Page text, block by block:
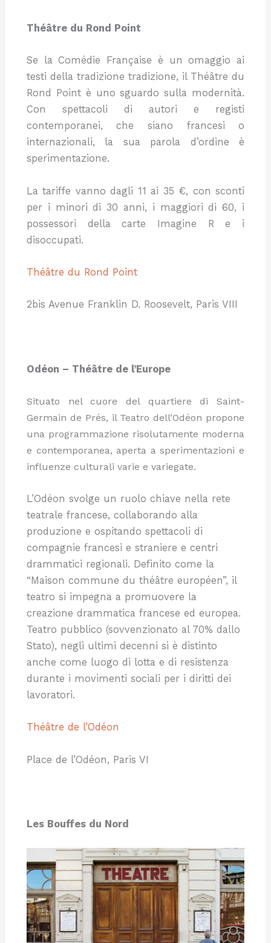
Théâtre du Rond Point
Se la Comédie Française è un omaggio ai
testi della tradizione tradizione, il Théâtre du
Rond Point è uno sguardo sulla modernità.
Con spettacoli di autori e registi
contemporanei, che siano francesi o
internazionali, la sua parola d’ordine è
sperimentazione.
La tariffe vanno dagli 11 ai 35 €, con sconti
per i minori di 30 anni, i maggiori di 60, i
possessori della carte Imagine R e i
disoccupati.
Théâtre du Rond Point
2bis Avenue Franklin D. Roosevelt, Paris VIII
Odéon – Théâtre de l’Europe
Situato nel cuore del quartiere di Saint-
Germain de Prés, il Teatro dell’Odéon propone
una programmazione risolutamente moderna
e contemporanea, aperta a sperimentazioni e
influenze culturali varie e variegate.
L’Odéon svolge un ruolo chiave nella rete
teatrale francese, collaborando alla
produzione e ospitando spettacoli di
compagnie francesi e straniere e centri
drammatici regionali. Definito come la
“Maison commune du théâtre européen”, il
teatro si impegna a promuovere la
creazione drammatica francese ed europea.
Teatro pubblico (sovvenzionato al 70% dallo
Stato), negli ultimi decenni si è distinto
anche come luogo di lotta e di resistenza
durante i movimenti sociali per i diritti dei
lavoratori.
Théâtre de l’Odéon
Place de l’Odéon, Paris VI
Les Bouffes du Nord